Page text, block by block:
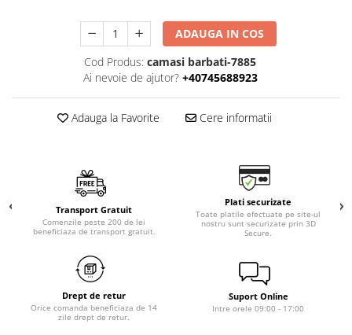
ADAUGA IN COS
Cod Produs: camasi barbati-7885
Ai nevoie de ajutor? +40745688923
Adauga la Favorite Cere informatii
Transport Gratuit
Comenzile peste 200 de lei
beneficiaza de transport gratuit.
Plati securizate
Toate platile efectuate pe site-ul
nostru sunt securizate prin 3D
Secure.
Drept de retur
Orice comanda beneficiaza de 14
zile drept de retur.
Suport Online
Intre orele 09:00 - 17:00